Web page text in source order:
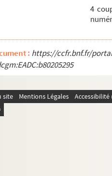
4
: https://ccfr.bnf.fr/
site Mentions Légales